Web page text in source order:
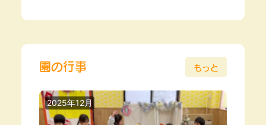
園の行事 もっと
2025年12月